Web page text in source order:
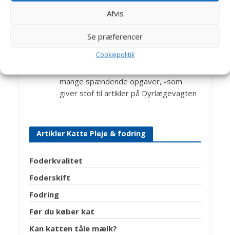
Afvis
Se præferencer
Cookiepolitik
Dyrlæge Birthe Valling: Til dagligt
kolleger på Helsinge Dyreklinik.
Hillerød Dyrehospital og Helsinge
mange spændende opgaver, -som
giver stof til artikler på Dyrlægevagten
Artikler Katte Pleje & fodring
Foderkvalitet
Foderskift
Fodring
Før du køber kat
Kan katten tåle mælk?